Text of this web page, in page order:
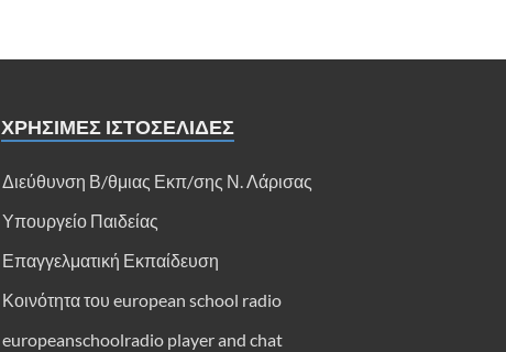
ΧΡΗΣΙΜΕΣ ΙΣΤΟΣΕΛΙΔΕΣ
Διεύθυνση Β/θμιας Εκπ/σης Ν. Λάρισας
Υπουργείο Παιδείας
Επαγγελματική Εκπαίδευση
Κοινότητα του european school radio
europeanschoolradio player and chat